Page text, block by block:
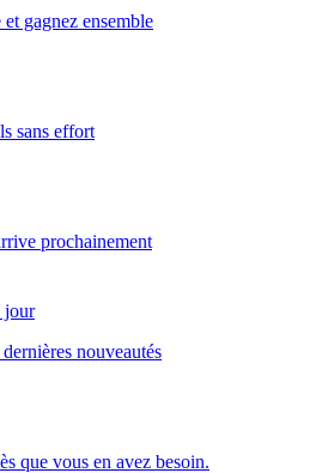
gagnez ensemble
sans effort
prochainement
jour
nouveautés
que vous en avez besoin.